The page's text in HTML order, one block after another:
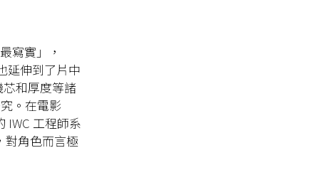
寫實」，
延伸到了片中
和厚度等諸
。在電影
IWC 工程師系
對角色而言極